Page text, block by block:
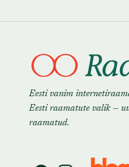
Eesti vanim
Eesti raamatute valik —
raamatud.